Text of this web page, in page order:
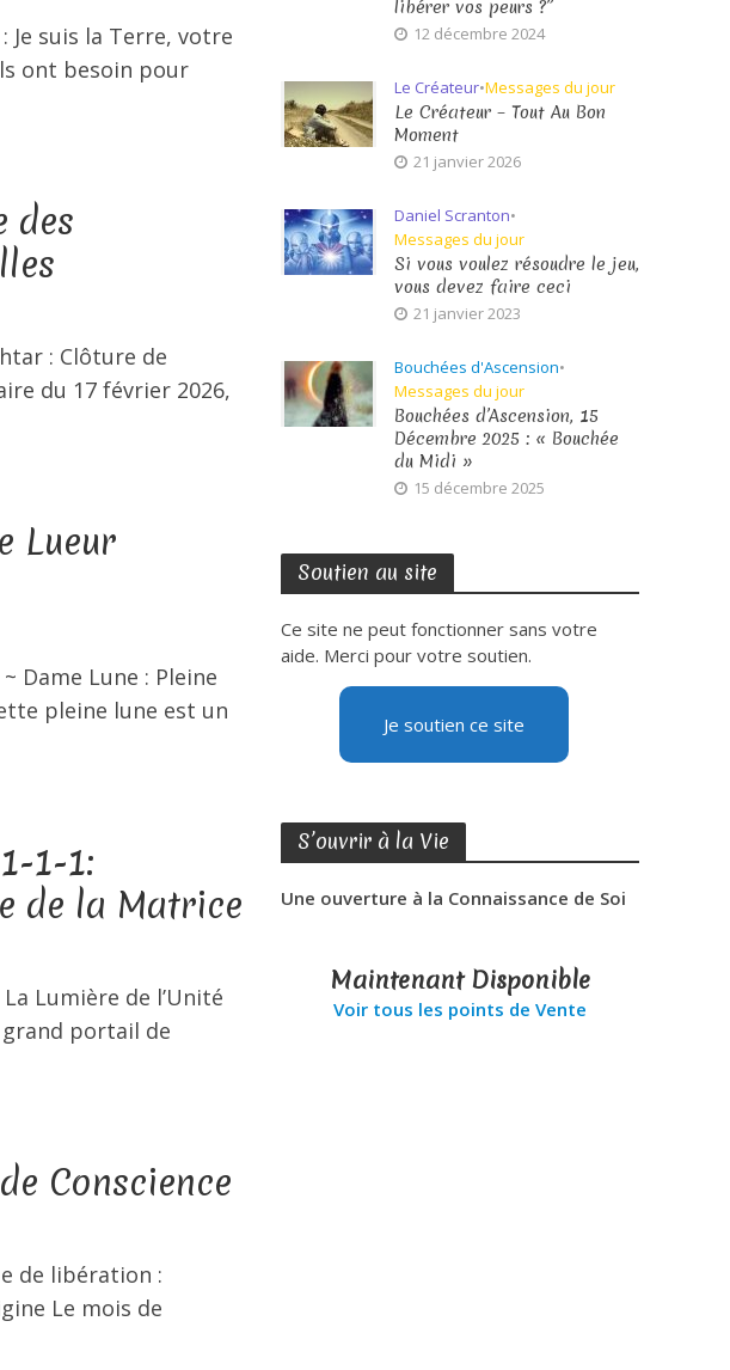
Je suis la Terre, votre
ont besoin pour
des
: Clôture de
du 17 février 2026,
Lueur
Dame Lune : Pleine
pleine lune est un
1-1:
de la Matrice
Lumière de l’Unité
grand portail de
Conscience
de libération :
Le mois de
libérer vos peurs ?”
12 décembre 2024
Le Créateur•Messages du jour
Le Créateur – Tout Au Bon
Moment
21 janvier 2026
Daniel Scranton•
Messages du jour
Si vous voulez résoudre le jeu,
vous devez faire ceci
21 janvier 2023
Bouchées d'Ascension•
Messages du jour
Bouchées d’Ascension, 15
Décembre 2025 : « Bouchée
du Midi »
15 décembre 2025
Soutien au site
Ce site ne peut fonctionner sans votre
aide. Merci pour votre soutien.
Je soutien ce site
S’ouvrir à la Vie
Une ouverture à la Connaissance de Soi
Maintenant Disponible
Voir tous les points de Vente